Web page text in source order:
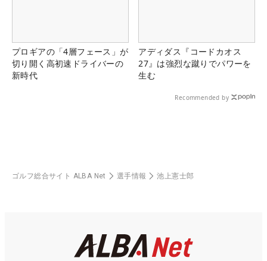
プロギアの「4層フェース」が
切り開く高初速ドライバーの
新時代
アディダス『コードカオス
27』は強烈な蹴りでパワーを
生む
Recommended by
ゴルフ総合サイト ALBA Net 選手情報 池上憲士郎